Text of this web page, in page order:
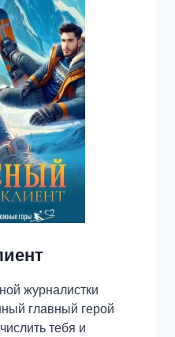
журналистки
главный герой
тебя и